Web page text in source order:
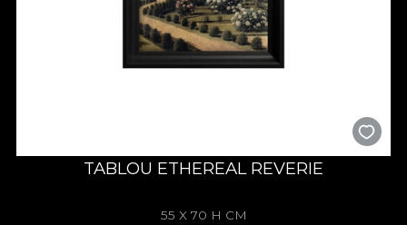
TABLOU ETHEREAL REVERIE
55 X 70 H CM